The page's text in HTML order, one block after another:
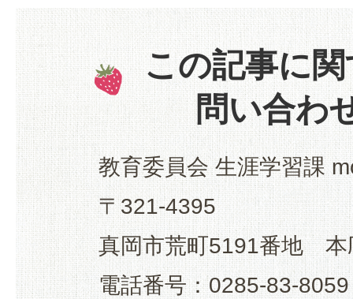
この記事に
問い合わ
教育委員会 生涯学習課
〒321-4395
真岡市荒町5191番地 本
電話番号：0285-83-8059